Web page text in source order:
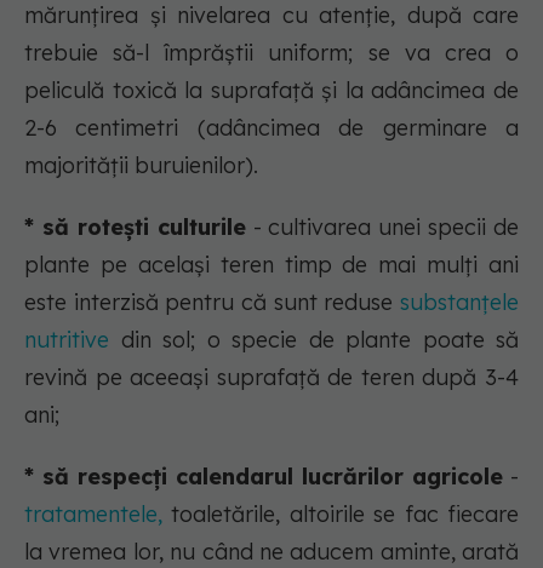
mărunțirea și nivelarea cu atenție, după care
trebuie să-l împrăștii uniform; se va crea o
peliculă toxică la suprafață și la adâncimea de
2-6 centimetri (adâncimea de germinare a
majorității buruienilor).
* să rotești culturile- cultivarea unei specii de
plante pe același teren timp de mai mulți ani
este interzisă pentru că sunt reduse substanțele
nutritive din sol; o specie de plante poate să
revină pe aceeași suprafață de teren după 3-4
ani;
* să respecți calendarul lucrărilor agricole -
tratamentele, toaletările, altoirile se fac fiecare
la vremea lor, nu când ne aducem aminte, arată